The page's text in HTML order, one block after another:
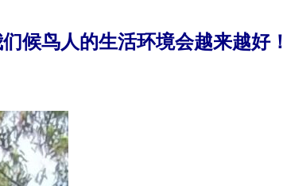
候鸟人的生活环境会越来越好！